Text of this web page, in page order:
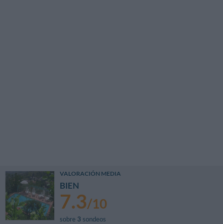
VALORACIÓN MEDIA
BIEN
7.3/10
sobre 3 sondeos